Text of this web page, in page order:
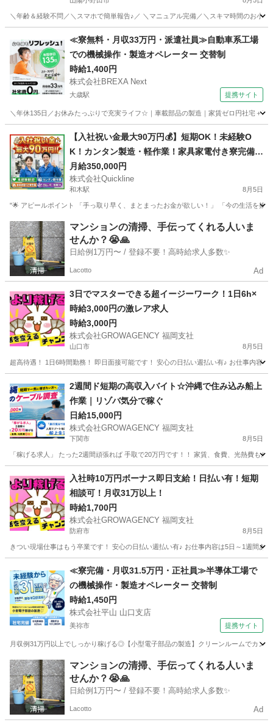
＼年齢＆経験不問／＼スマホで簡単報告♪／ ＼マニュアル完備／＼スキマ時間のお小
山陽小野田市 その他
≪寮無料・月収33万円・派遣社員≫自動車系工場
での機械操作・製造オペレーター 交替制
時給1,400円
株式会社BREXA Next
大歳駅 提携サイト
＼年休135日／お休みたっぷりで充実ライフ☆｜車載部品の製造｜家賃ゼロ円社宅＋
大歳駅 その他
【入社祝い金最大90万円💰】短期OK！未経験O
K！カンタン製造・軽作業！家具家電付き寮完備
🏠
月給350,000円
株式会社Quickline
和木駅 8月5日
"🌟 アピールポイント 「手っ取り早く、まとまったお金が欲しい！」 「今の生活を抜
山口 山口市 和木駅 工場 時給
マンションの清掃、手伝ってくれる人いま
せんか？😭🙏
日給例1万円〜 / 登録不要！高時給求人多数✨
Lacotto Ad
3日でマスターできる超イージーワーク！1日6h×
時給3,000円の激レア求人
時給3,000円
株式会社GROWAGENCY 福岡支社
山口市 8月5日
超高待遇！ 1日6時間勤務！ 即日面接可能です！ 安心の日払い週払い有♪ お仕事内容
その他 レア
2週間ド短期の高収入バイト☆沖縄で住み込み船上
作業｜リゾバ気分で稼ぐ
日給15,000円
株式会社GROWAGENCY 福岡支社
下関市 8月5日
「稼げる求人」 たった2週間頑張れば 手取で20万円です！！ 家賃、食費、光熱費も
その他 住み込み
入社時10万円ボーナス即日支給！日払い有！短期
相談可！月収31万以上！
時給1,700円
株式会社GROWAGENCY 福岡支社
防府市 8月5日
きつい現場仕事はもう卒業です！ 安心の日払い週払い有♪ お仕事内容は5日～1週間
工場 給料
≪寮完備・月収31.5万円・正社員≫半導体工場で
の機械操作・製造オペレーター 交替制
時給1,450円
株式会社平山 山口支店
美祢市 提携サイト
月収例31万円以上でしっかり稼げる◎【小型電子部品の製造】クリーンルームでカ
山口 美祢市 その他
マンションの清掃、手伝ってくれる人いま
せんか？😭🙏
日給例1万円〜 / 登録不要！高時給求人多数✨
Lacotto Ad